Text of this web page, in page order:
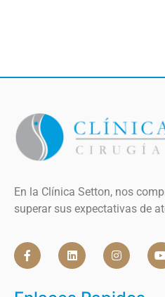
En la Clínica Setton, nos
superar sus expectativas de